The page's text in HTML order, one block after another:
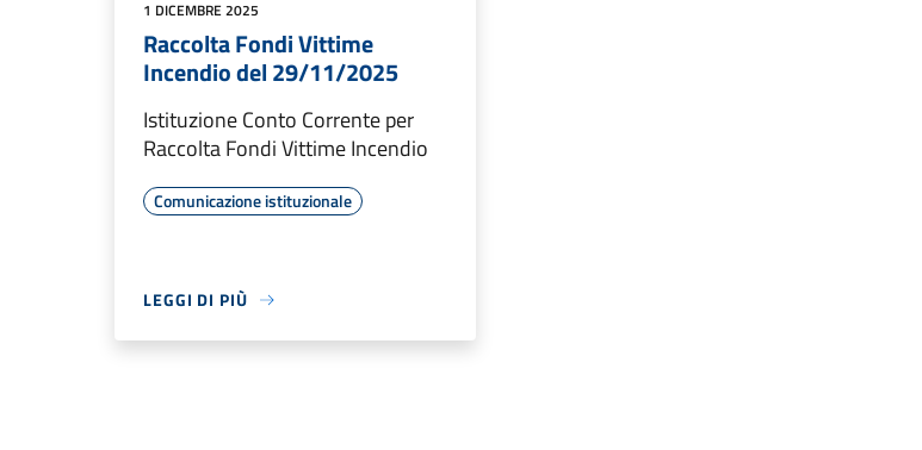
1 DICEMBRE 2025
Raccolta Fondi Vittime
Incendio del 29/11/2025
Istituzione Conto Corrente per
Raccolta Fondi Vittime Incendio
Comunicazione istituzionale
LEGGI DI PIÙ